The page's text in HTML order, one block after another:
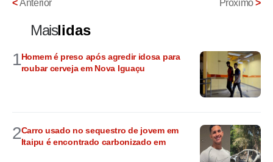
<Anterior Próximo>
Maislidas
1Homem é preso após agredir idosa para
roubar cerveja em Nova Iguaçu
2Carro usado no sequestro de jovem em
Itaipu é encontrado carbonizado em